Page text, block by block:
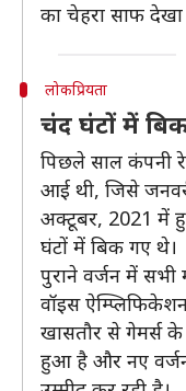
का चेहरा साफ
लोकप्रियता
चंद घंटों में
पिछले साल कंपनी
आई थी, जिसे
अक्टूबर, 2021 में
घंटों में बिक गए थे।
पुराने वर्जन में सभी
वॉइस
खासतौर से गेमर्स
हुआ है और नए